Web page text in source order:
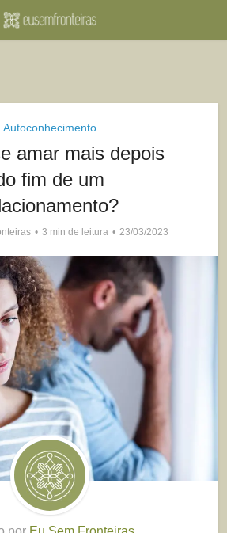
Autoconhecimento
amar mais depois
fim de um
3 min de leitura 23/03/2023